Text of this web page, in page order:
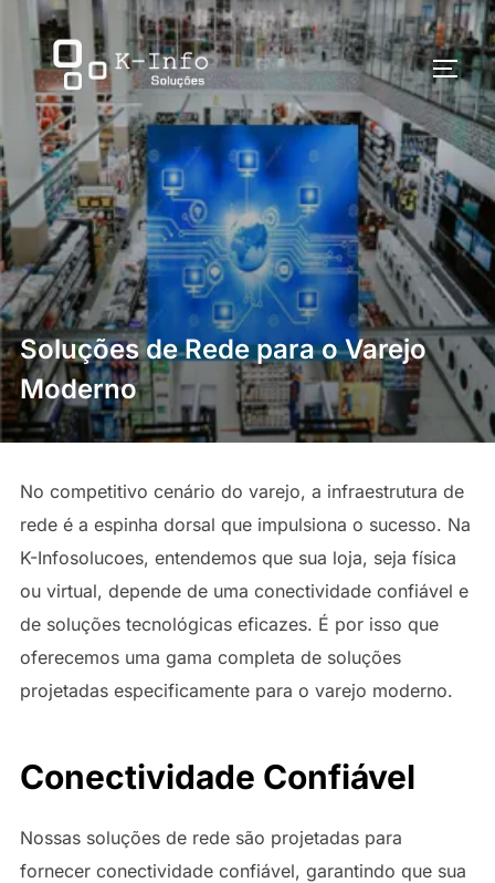
Pular
para
conteúdo
Soluções de Rede para o Varejo
Moderno
No competitivo cenário do varejo, a infraestrutura de
rede é a espinha dorsal que impulsiona o sucesso. Na
K-Infosolucoes, entendemos que sua loja, seja física
ou virtual, depende de uma conectividade confiável e
de soluções tecnológicas eficazes. É por isso que
oferecemos uma gama completa de soluções
projetadas especificamente para o varejo moderno.
Conectividade Confiável
Nossas soluções de rede são projetadas para
fornecer conectividade confiável, garantindo que sua